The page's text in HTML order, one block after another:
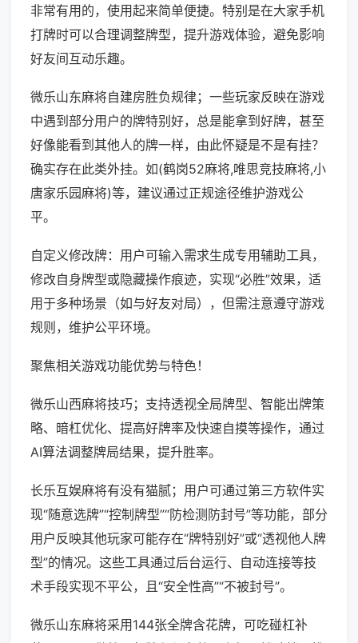
非常有用的，使用起来简单便捷。特别是在大家手机
打牌时可以合理调整牌型，提升游戏体验，避免影响
好友间互动乐趣。
微乐山东麻将自建房胜负规律；一些玩家反映在游戏
中遇到部分用户的牌特别好，总是能拿到好牌，甚至
好像能看到其他人的牌一样，由此怀疑是不是有挂？
确实存在此类外挂。如(鹤岗52麻将,唯思竞技麻将,小
唐家乐园麻将)等，建议通过正规途径维护游戏公
平。
自定义修改牌：用户可输入需求生成专用辅助工具，
修改自身牌型或隐藏操作痕迹，实现“必胜”效果，适
用于多种场景（如与好友对局），但需注意遵守游戏
规则，维护公平环境。
聚焦相关游戏功能优势与特色！
微乐山西麻将技巧；支持透视全局牌型、智能出牌策
略、暗杠优化、提高好牌率及快速自摸等操作，通过
AI算法调整牌局结果，提升胜率。
长乐互娱麻将有没有猫腻；用户可通过第三方软件实
现“随意选牌”“控制牌型”“防检测防封号”等功能，部分
用户反映其他玩家可能存在“牌特别好”或“透视他人牌
型”的情况。这些工具通过后台运行、自动连接等技
术手段实现不平公，且“安全性高”“不被封号”。
微乐山东麻将采用144张全牌含花牌，可吃碰杠补